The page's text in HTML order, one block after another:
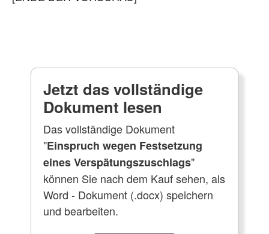
Jetzt das vollständige
Dokument lesen
Das vollständige Dokument
"Einspruch wegen Festsetzung
eines Verspätungszuschlags"
können Sie nach dem Kauf sehen, als
Word - Dokument (.docx) speichern
und bearbeiten.